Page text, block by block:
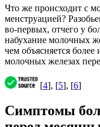
Что же происходит с
менструацией?
во-первых, отчего у
набухание молочных
чем объясняется
молочных железах
[4], [5], [6]
Симптомы